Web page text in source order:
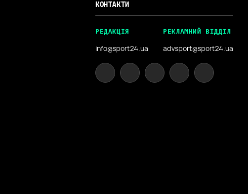
КОНТАКТИ
РЕДАКЦІЯ
info@sport24.ua
РЕКЛАМНИЙ ВІДДІЛ
advsport@sport24.ua